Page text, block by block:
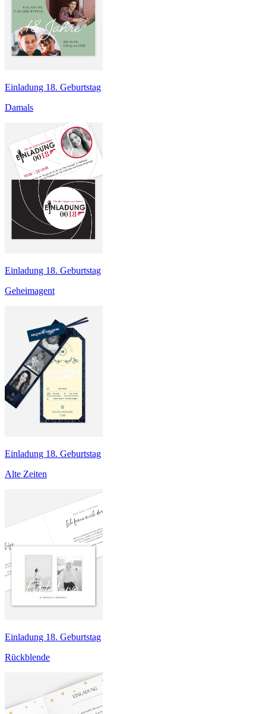
Einladung 18. Geburtstag
Damals
Einladung 18. Geburtstag
Geheimagent
Einladung 18. Geburtstag
Alte Zeiten
Einladung 18. Geburtstag
Rückblende